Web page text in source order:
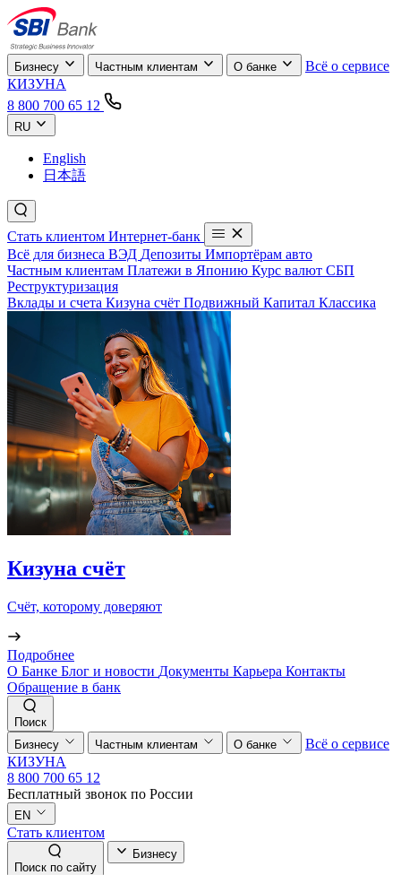
Бизнесу Частным клиентам О банке
Всё о сервисе
КИЗУНА
8 800 700 65 12
RU
English
日本語
Стать клиентом Интернет-банк
Всё для бизнеса ВЭД Депозиты Импортёрам авто
Частным клиентам Платежи в Японию Курс валют СБП
Реструктуризация
Вклады и счета Кизуна счёт Подвижный Капитал Классика
Кизуна счёт
Счёт, которому доверяют
Подробнее
О Банке Блог и новости Документы Карьера Контакты
Обращение в банк
Поиск
Бизнесу
Частным клиентам О банке
Всё о сервисе
КИЗУНА
8 800 700 65 12
Бесплатный звонок по России
EN
Стать клиентом
Поиск по сайту
Бизнесу